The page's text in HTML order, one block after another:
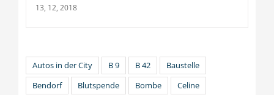
13, 12, 2018
Autos in der City B 9 B 42
Baustelle
Bendorf
Blutspende Bombe
Celine